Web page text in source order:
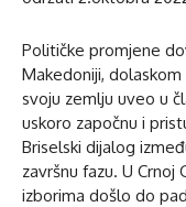
Političke promjene
Makedoniji,
svoju zemlju uveo u
uskoro započnu i
Briselski dijalog
završnu fazu. U
izborima došlo do